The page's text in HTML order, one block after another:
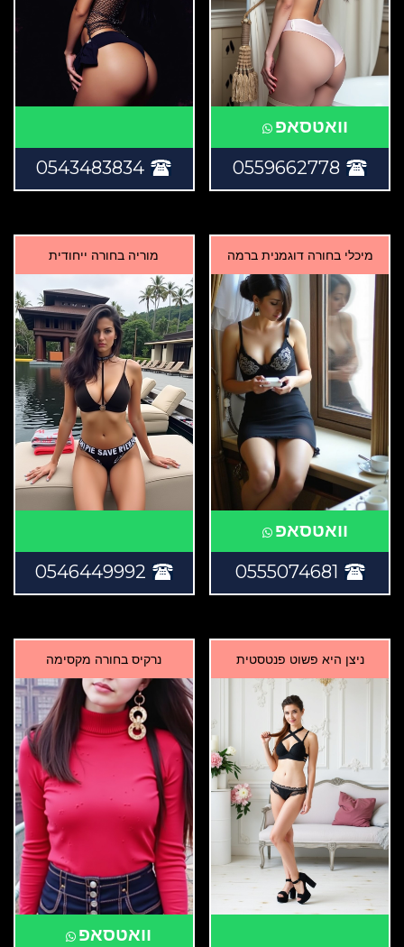
וואטסאפ
0559662778
0543483834
מיכלי בחורה דוגמנית ברמה
וואטסאפ
0555074681
מוריה בחורה ייחודית
0546449992
ניצן היא פשוט פנטסטית נרקיס בחורה מקסימה
וואטסאפ